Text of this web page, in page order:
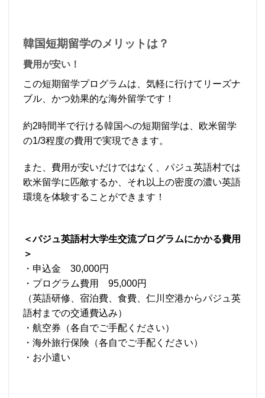
韓国短期留学のメリットは？
費用が安い！
この短期留学プログラムは、気軽に行けてリーズナ
ブル、かつ効果的な海外留学です！
約2時間半で行ける韓国への短期留学は、欧米留学
の1/3程度の費用で実現できます。
また、費用が安いだけではなく、パジュ英語村では
欧米留学に匹敵するか、それ以上の密度の濃い英語
環境を体験することができます！
＜パジュ英語村大学生交流プログラムにかかる費用
＞
・申込金 30,000円
・プログラム費用 95,000円
（英語研修、宿泊費、食費、仁川空港からパジュ英
語村までの交通費込み）
・航空券（各自でご手配ください）
・海外旅行保険（各自でご手配ください）
・お小遣い